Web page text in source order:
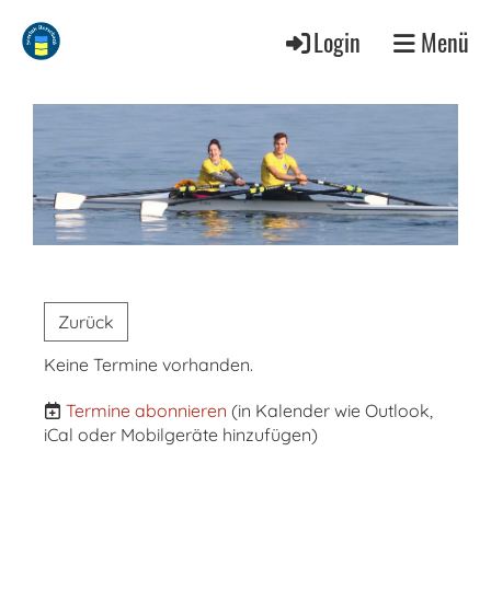
Login Menü
Zurück
Keine Termine vorhanden.
Termine abonnieren (in Kalender wie Outlook,
iCal oder Mobilgeräte hinzufügen)